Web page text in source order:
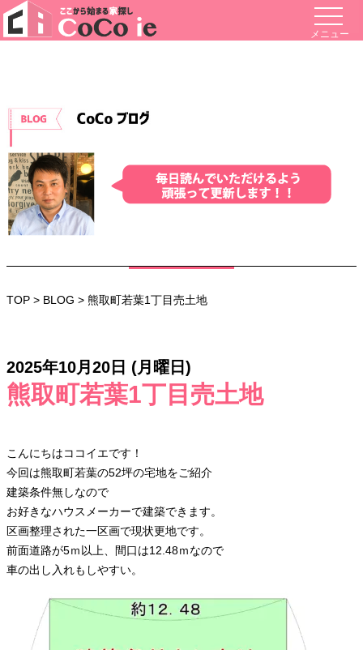
メニュー
TOP > BLOG > 熊取町若葉1丁目売土地
2025年10月20日 (月曜日)
熊取町若葉1丁目売土地
こんにちはココイエです！
今回は熊取町若葉の52坪の宅地をご紹介
建築条件無しなので
お好きなハウスメーカーで建築できます。
区画整理された一区画で現状更地です。
前面道路が5ｍ以上、間口は12.48ｍなので
車の出し入れもしやすい。